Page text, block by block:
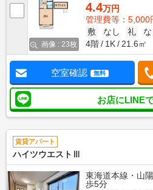
画像 : 23枚
4.4万円
管理費等：5,000
敷
なし 礼
4階
1K 21.6㎡
空室確認 無料
お店にLINE
賃貸アパート
ハイツウエストⅢ
東海道本線・山
歩5分